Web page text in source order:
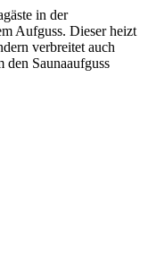
in der
Aufguss. Dieser heizt
verbreitet auch
den Saunaaufguss